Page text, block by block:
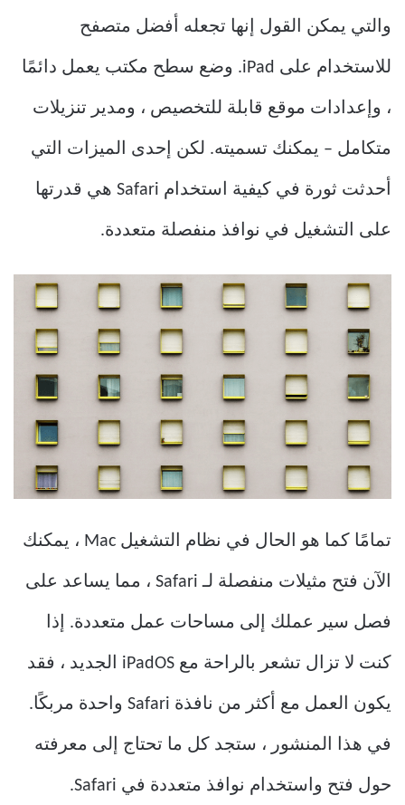
والتي يمكن القول إنها تجعله أفضل متصفح
للاستخدام على iPad. وضع سطح مكتب يعمل دائمًا
، وإعدادات موقع قابلة للتخصيص ، ومدير تنزيلات
متكامل – يمكنك تسميته. لكن إحدى الميزات التي
أحدثت ثورة في كيفية استخدام Safari هي قدرتها
على التشغيل في نوافذ منفصلة متعددة.
تمامًا كما هو الحال في نظام التشغيل Mac ، يمكنك
الآن فتح مثيلات منفصلة لـ Safari ، مما يساعد على
فصل سير عملك إلى مساحات عمل متعددة. إذا
كنت لا تزال تشعر بالراحة مع iPadOS الجديد ، فقد
يكون العمل مع أكثر من نافذة Safari واحدة مربكًا.
في هذا المنشور ، ستجد كل ما تحتاج إلى معرفته
حول فتح واستخدام نوافذ متعددة في Safari.